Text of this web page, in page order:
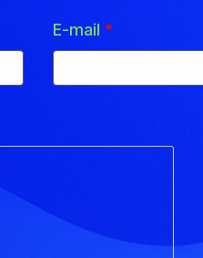
E-mail *